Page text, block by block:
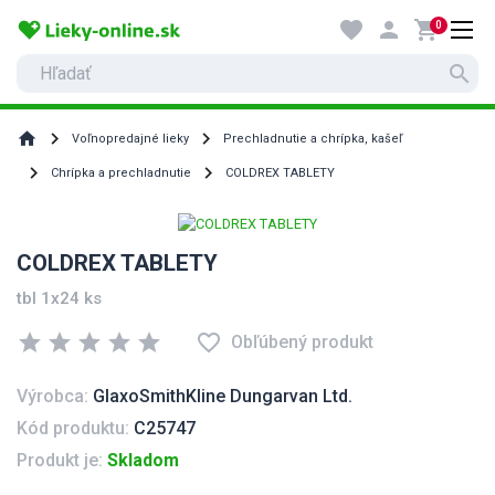
search
favorite person shopping_cart0
home Voľnopredajné lieky Prechladnutie a chrípka, kašeľ
Chrípka a prechladnutie COLDREX TABLETY
COLDREX TABLETY
tbl 1x24 ks
star star star star star favorite_border Obľúbený produkt
Výrobca: GlaxoSmithKline Dungarvan Ltd.
Kód produktu: C25747
Produkt je: Skladom